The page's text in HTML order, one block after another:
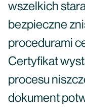
wszelkich
bezpieczne
procedurami
Certyfikat
procesu
dokument